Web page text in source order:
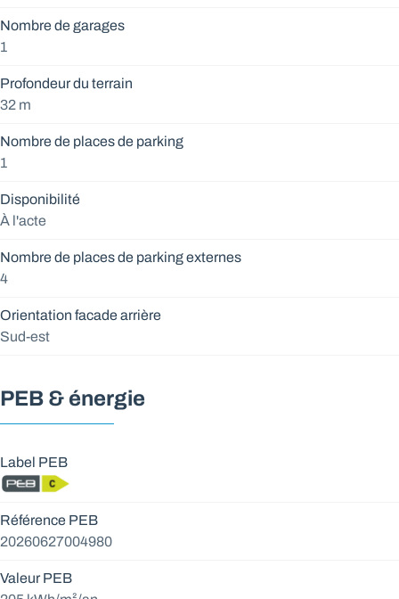
Nombre de garages
1
Profondeur du terrain
32 m
Nombre de places de parking
1
Disponibilité
À l'acte
Nombre de places de parking externes
4
Orientation facade arrière
Sud-est
PEB & énergie
Label PEB
Référence PEB
20260627004980
Valeur PEB